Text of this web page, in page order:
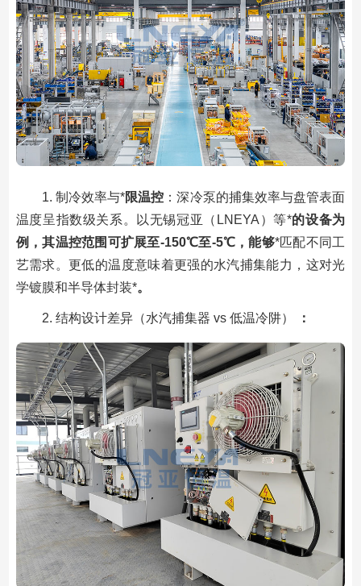
1. 制冷效率与*限温控 ：深冷泵的捕集效率与盘管表面
温度呈指数级关系。以无锡冠亚（LNEYA）等*的设备为
例，其温控范围可扩展至-150℃至-5℃，能够*匹配不同工
艺需求。更低的温度意味着更强的水汽捕集能力，这对光
学镀膜和半导体封装*。
2. 结构设计差异（水汽捕集器 vs 低温冷阱） ：